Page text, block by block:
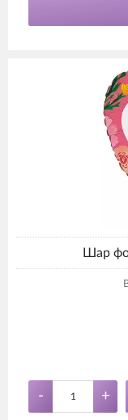
Шар
- +